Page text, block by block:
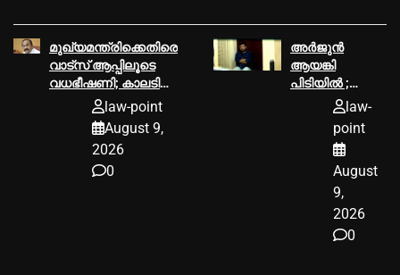
മുഖ്യമന്ത്രിക്കെതിരെ
വാട്സ് ആപ്പിലൂടെ
വധഭീഷണി; കാലടി
സ്വദേശിക്കെതിരെ
കേസെടുത്ത്
പൊലീസ്
law-point
August 9,
2026
0
അര്‍ജുന്‍
ആയങ്കി
പിടിയില്‍ ;
പൊലീസിന്
നല്‍കിയത്
ഡ്രൈവറെന്ന്
law-
point
August
9,
2026
0